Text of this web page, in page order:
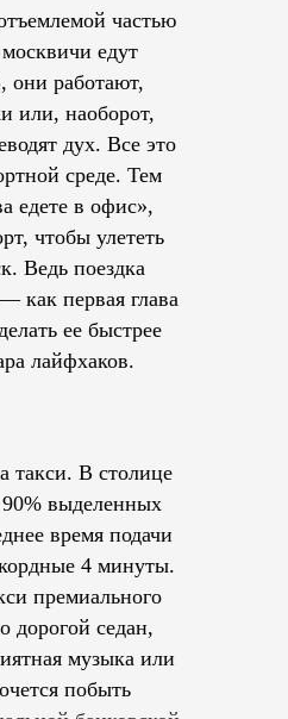
частью
едут
они работают,
или, наоборот,
дух. Все это
среде. Тем
едете в офис»,
чтобы улететь
Ведь поездка
как первая глава
ее быстрее
лайфхаков.
такси. В столице
выделенных
время подачи
4 минуты.
премиального
дорогой седан,
музыка или
побыть